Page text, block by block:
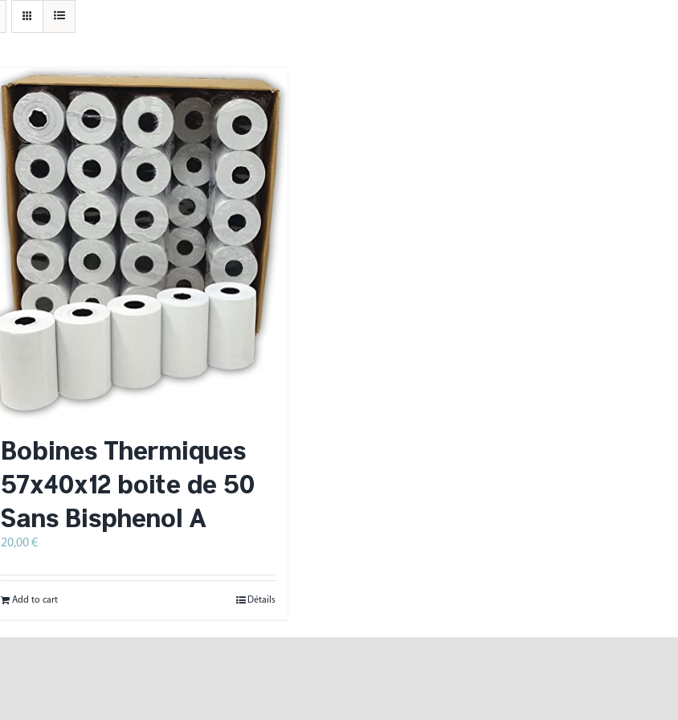
Bobines Thermiques
57x40x12 boite de 50
Sans Bisphenol A
20,00€
Add to cart Détails